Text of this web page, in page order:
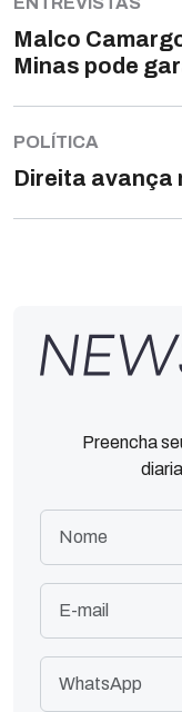
Malco
Minas pode
POLÍTICA
Direita avança
Preencha